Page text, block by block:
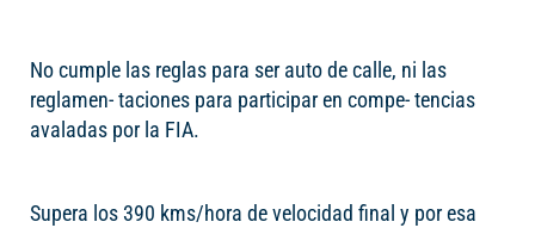
No cumple las reglas para ser auto de calle, ni las
reglamen- taciones para participar en compe- tencias
avaladas por la FIA.
Supera los 390 kms/hora de velocidad final y por esa